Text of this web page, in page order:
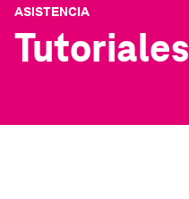
ASISTENCIA
Tutoriales